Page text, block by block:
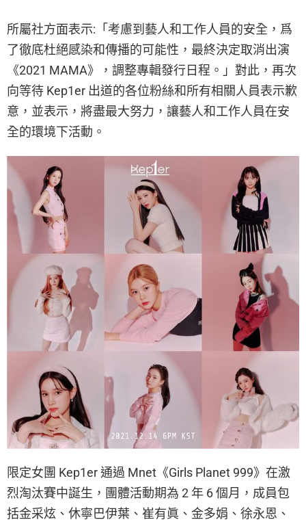
所屬社方面表示:「考慮到藝人和工作人員的安全，爲
了徹底杜絕感染和傳播的可能性，最終決定取消出演
《2021 MAMA》，調整專輯發行日程。」對此，再次
向等待 Kep1er 出道的各位粉絲和所有相關人員表示歉
意，並表示，將盡最大努力，讓藝人和工作人員在安
全的環境下活動。
限定女團 Kep1er 通過 Mnet《Girls Planet 999》在激
烈淘汰賽中誕生，團體活動期為 2 年 6 個月，成員包
括金采炫、休寧巴伊葉、崔有眞、金多娟、徐永恩、